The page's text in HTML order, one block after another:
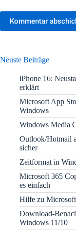
Kommentar
Neuste Beiträge
iPhone 16:
erklärt
Microsoft App
Windows
Windows Media
Outlook/Hotmail
sicher
Zeitformat in
Microsoft 365
es einfach
Hilfe zu
Download-
Windows 11/10